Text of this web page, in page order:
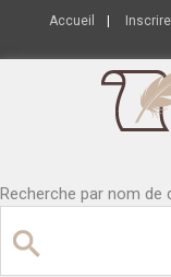
Accueil
Recherche par nom de